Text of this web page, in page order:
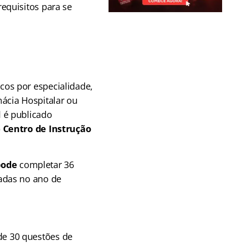
para se
por especialidade,
Hospitalar ou
é publicado
Centro de Instrução
completar 36
no ano de
30 questões de